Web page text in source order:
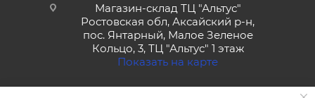
Магазин-склад ТЦ "Альтус"
Ростовская обл, Аксайский р-н,
пос. Янтарный, Малое Зеленое
Кольцо, 3, ТЦ "Альтус" 1 этаж
Показать на карте